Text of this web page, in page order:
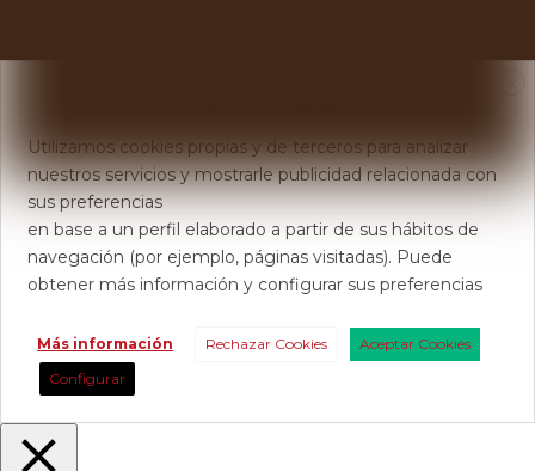
Utilizamos cookies propias y de terceros para analizar
nuestros servicios y mostrarle publicidad relacionada con
sus preferencias
en base a un perfil elaborado a partir de sus hábitos de
navegación (por ejemplo, páginas visitadas). Puede
obtener más información y configurar sus preferencias
Más información Rechazar Cookies
Aceptar Cookies
Configurar